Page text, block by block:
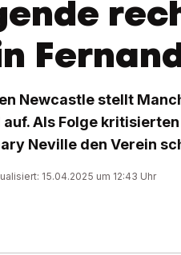
Newcastle stellt
Als Folge
Neville den Verein
15.04.2025 um 12:43 Uhr